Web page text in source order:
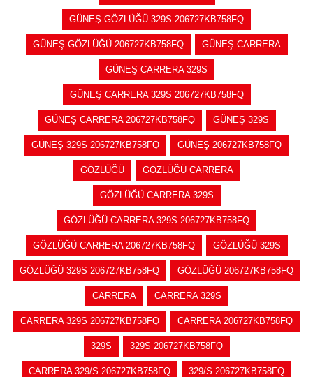
GÜNEŞ GÖZLÜĞÜ 329S 206727KB758FQ
GÜNEŞ GÖZLÜĞÜ 206727KB758FQ GÜNEŞ CARRERA
GÜNEŞ CARRERA 329S
GÜNEŞ CARRERA 329S 206727KB758FQ
GÜNEŞ CARRERA 206727KB758FQ GÜNEŞ 329S
GÜNEŞ 329S 206727KB758FQ GÜNEŞ 206727KB758FQ
GÖZLÜĞÜ GÖZLÜĞÜ CARRERA
GÖZLÜĞÜ CARRERA 329S
GÖZLÜĞÜ CARRERA 329S 206727KB758FQ
GÖZLÜĞÜ CARRERA 206727KB758FQ GÖZLÜĞÜ 329S
GÖZLÜĞÜ 329S 206727KB758FQ GÖZLÜĞÜ 206727KB758FQ
CARRERA CARRERA 329S
CARRERA 329S 206727KB758FQ CARRERA 206727KB758FQ
329S 329S 206727KB758FQ
CARRERA 329/S 206727KB758FQ 329/S 206727KB758FQ